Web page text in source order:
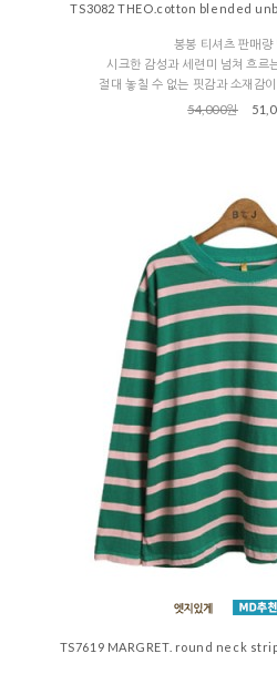
TS3082 THEO.cotton blended
봉봉 티셔츠 판매량
시크한 감성과 세련미 넘쳐 흐르
절대 놓칠 수 없는 핏감과 소재감
54,000원
TS7619 MARGRET. round neck